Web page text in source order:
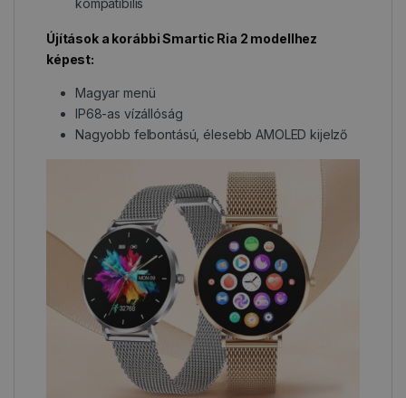
kompatibilis
Újítások a korábbi Smartic Ria 2 modellhez
képest:
Magyar menü
IP68-as vízállóság
Nagyobb felbontású, élesebb AMOLED kijelző